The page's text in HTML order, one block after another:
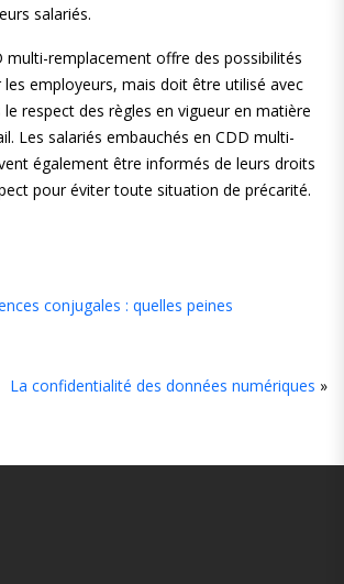
salariés.
multi-remplacement offre des possibilités
employeurs, mais doit être utilisé avec
respect des règles en vigueur en matière
Les salariés embauchés en CDD multi-
également être informés de leurs droits
pour éviter toute situation de précarité.
conjugales : quelles peines
La confidentialité des données numériques »